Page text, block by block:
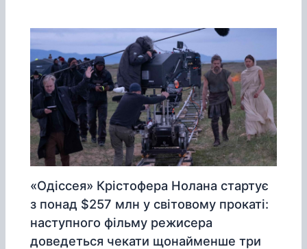
«Одіссея» Крістофера Нолана стартує
з понад $257 млн у світовому прокаті:
наступного фільму режисера
доведеться чекати щонайменше три